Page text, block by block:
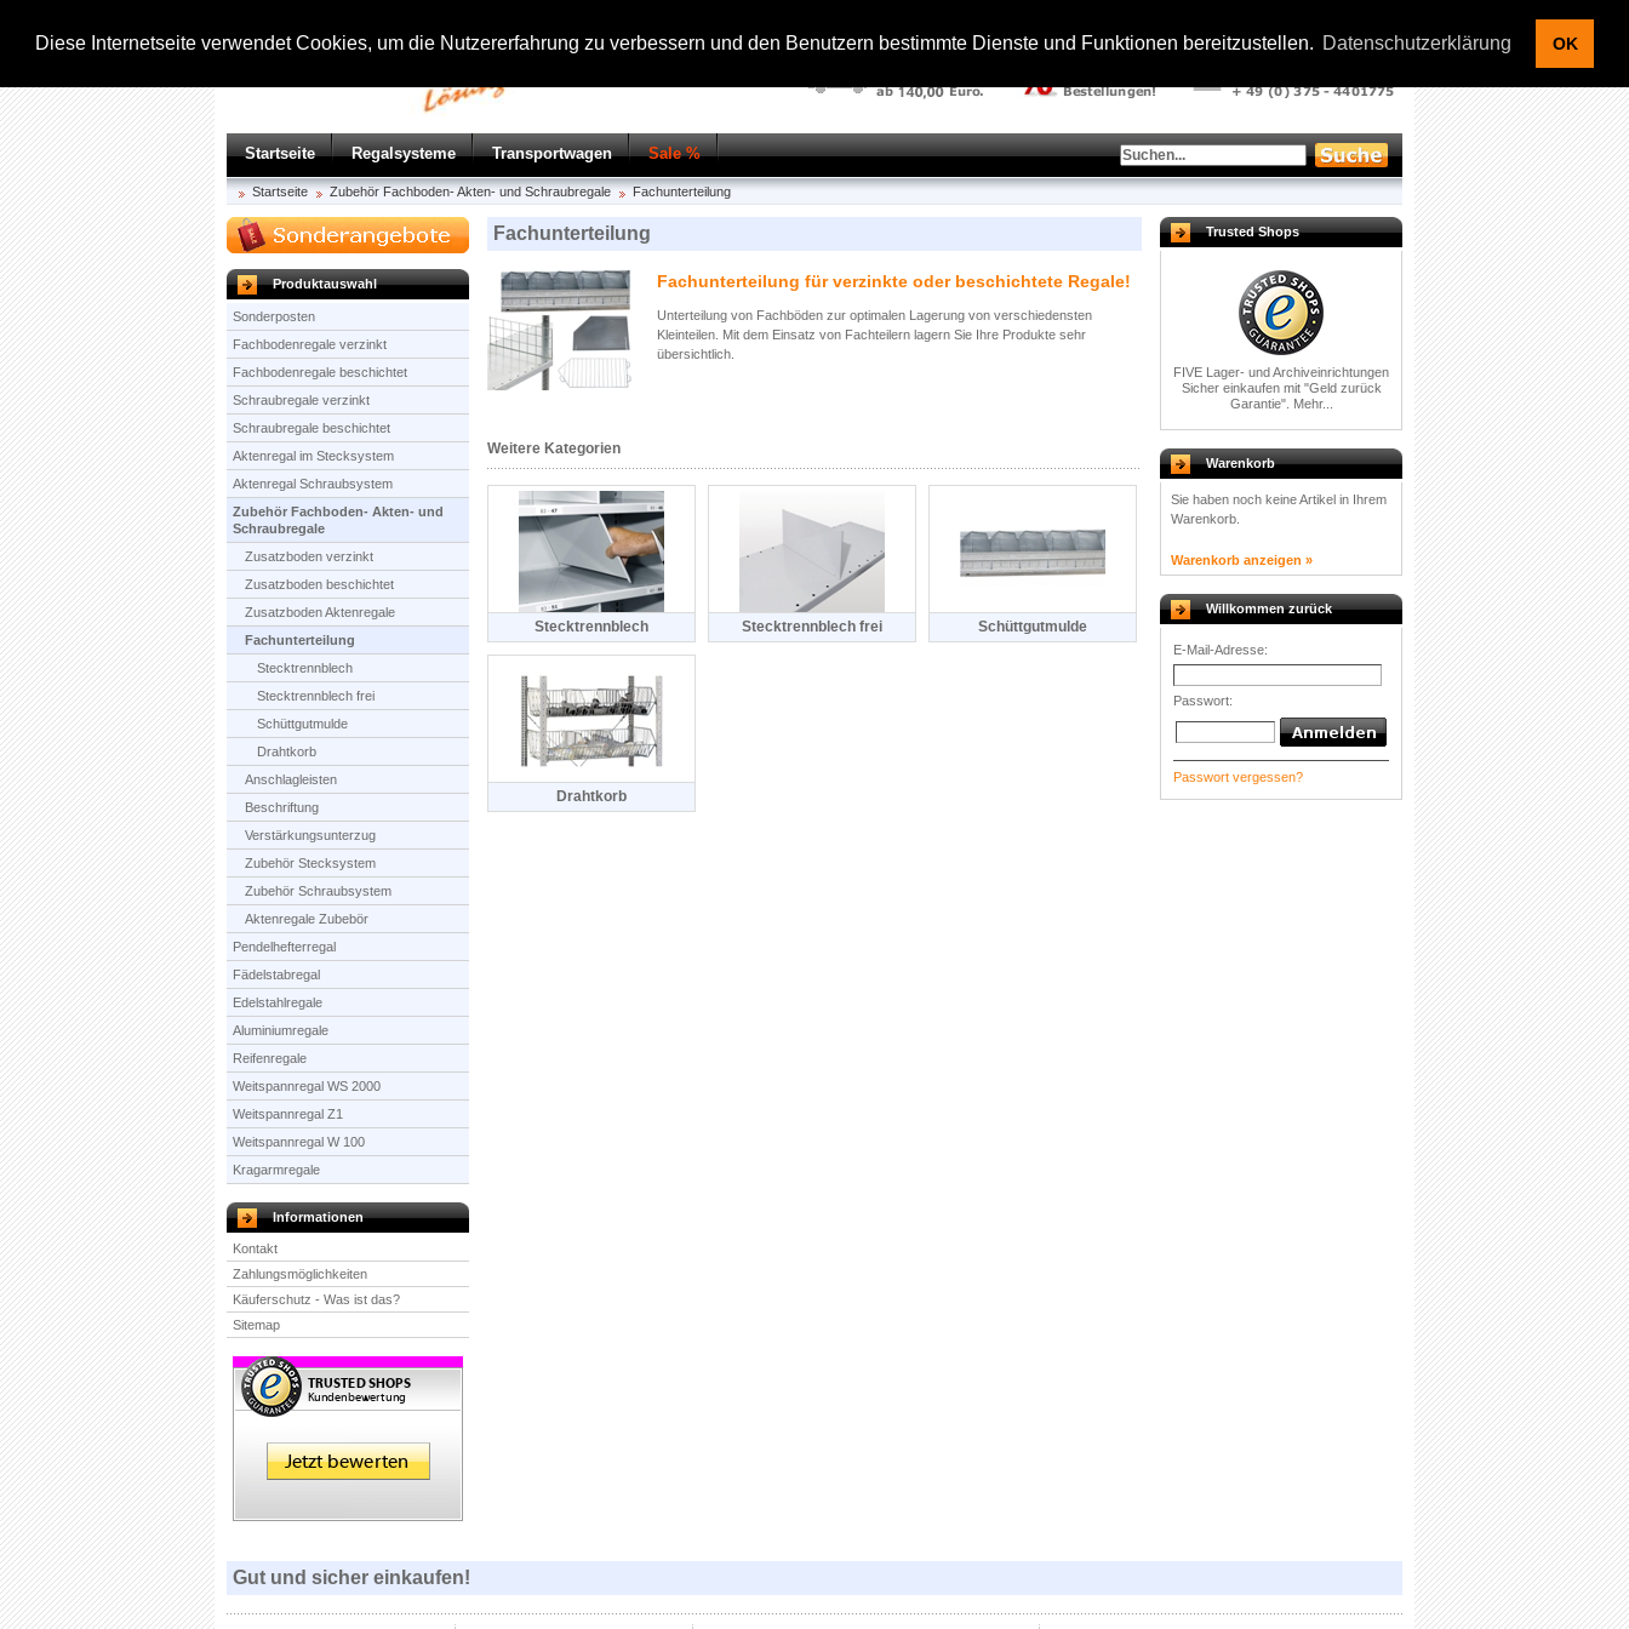
Diese Internetseite verwendet Cookies, um die Nutzererfahrung zu verbessern und den Benutzern bestimmte Dienste und Funktionen bereitzustellen. Datenschutzerklärung OK
Startseite Regalsysteme Transportwagen Sale %
Startseite Zubehör Fachboden- Akten- und Schraubregale Fachunterteilung
Produktauswahl
Sonderposten
Fachbodenregale verzinkt
Fachbodenregale beschichtet
Schraubregale verzinkt
Schraubregale beschichtet
Aktenregal im Stecksystem
Aktenregal Schraubsystem
Zubehör Fachboden- Akten- und
Schraubregale
Zusatzboden verzinkt
Zusatzboden beschichtet
Zusatzboden Aktenregale
Fachunterteilung
Stecktrennblech
Stecktrennblech frei
Schüttgutmulde
Drahtkorb
Anschlagleisten
Beschriftung
Verstärkungsunterzug
Zubehör Stecksystem
Zubehör Schraubsystem
Aktenregale Zubebör
Pendelhefterregal
Fädelstabregal
Edelstahlregale
Aluminiumregale
Reifenregale
Weitspannregal WS 2000
Weitspannregal Z1
Weitspannregal W 100
Kragarmregale
Informationen
Kontakt
Zahlungsmöglichkeiten
Käuferschutz - Was ist das?
Sitemap
Fachunterteilung
Fachunterteilung für verzinkte oder beschichtete Regale!
Unterteilung von Fachböden zur optimalen Lagerung von verschiedensten
Kleinteilen. Mit dem Einsatz von Fachteilern lagern Sie Ihre Produkte sehr
übersichtlich.
Weitere Kategorien
Stecktrennblech Stecktrennblech frei Schüttgutmulde
Drahtkorb
Trusted Shops
FIVE Lager- und Archiveinrichtungen
Sicher einkaufen mit "Geld zurück
Garantie". Mehr...
Warenkorb
Sie haben noch keine Artikel in Ihrem
Warenkorb.
Warenkorb anzeigen »
Willkommen zurück
E-Mail-Adresse:
Passwort:
Passwort vergessen?
Gut und sicher einkaufen!